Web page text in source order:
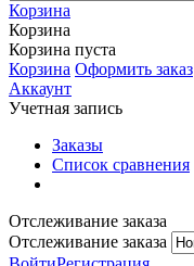
Корзина
Корзина
Корзина пуста
Корзина Оформить заказ
Аккаунт
Учетная запись
Заказы
Список сравнения
Отслеживание заказа
Отслеживание заказа